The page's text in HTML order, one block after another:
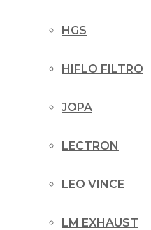
HGS
HIFLO FILTRO
JOPA
LECTRON
LEO VINCE
LM EXHAUST